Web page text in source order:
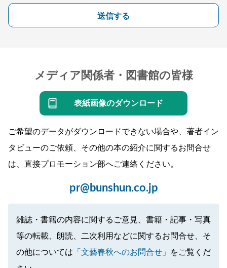
送信する
メディア関係者・図書館の皆様
表紙画像のダウンロード
ご希望のデータがダウンロードできない場合や、著者イン
タビューのご依頼、その他の本の紹介に関するお問合せ
は、直接プロモーション部へご連絡ください。
pr@bunshun.co.jp
雑誌・書籍の内容に関するご意見、書籍・記事・写真
等の転載、朗読、二次利用などに関するお問合せ、そ
の他については 「文藝春秋へのお問合せ」
をご覧くだ